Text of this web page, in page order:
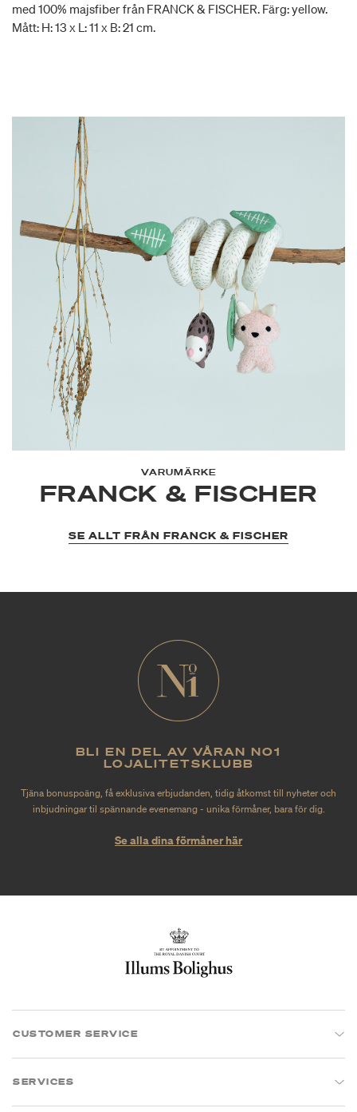
med 100% majsfiber från FRANCK & FISCHER. Färg: yellow.
Mått: H: 13 x L: 11 x B: 21 cm.
VARUMÄRKE
FRANCK & FISCHER
SE ALLT FRÅN FRANCK & FISCHER
BLI EN DEL AV VÅRAN NO1
LOJALITETSKLUBB
Tjäna bonuspoäng, få exklusiva erbjudanden, tidig åtkomst till nyheter och
inbjudningar til spännande evenemang - unika förmåner, bara för dig.
Se alla dina förmåner här
CUSTOMER SERVICE
SERVICES